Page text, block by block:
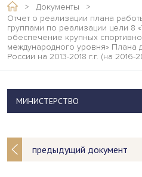
> Документы
>
Отчет о реализации плана
группами по реализации цели 8
обеспечение крупных
международного уровня» Плана
России на 2013-2018 г.г. (на 2016-
предыдущий документ
МИНИСТЕРСТВО